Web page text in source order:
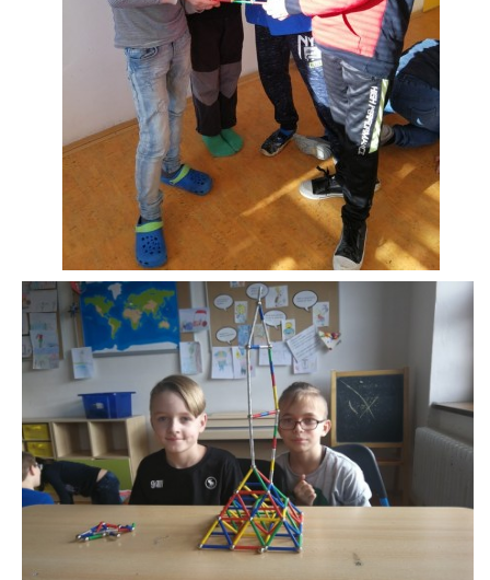
Základní škola, Zbraslav, okres Brno-venkov, příspěvková
organizace, IČ: 70994099
Komenského 280
Zbraslav
PSČ 664 84
Škola: 546 453 183, mobil 739 666 402, Družina: 732 246 380, Jídelna:
606 946 586, datová schránka: 2hgmui6
zszbraslav@zszbraslav.cz
© 2026 eStránky.cz